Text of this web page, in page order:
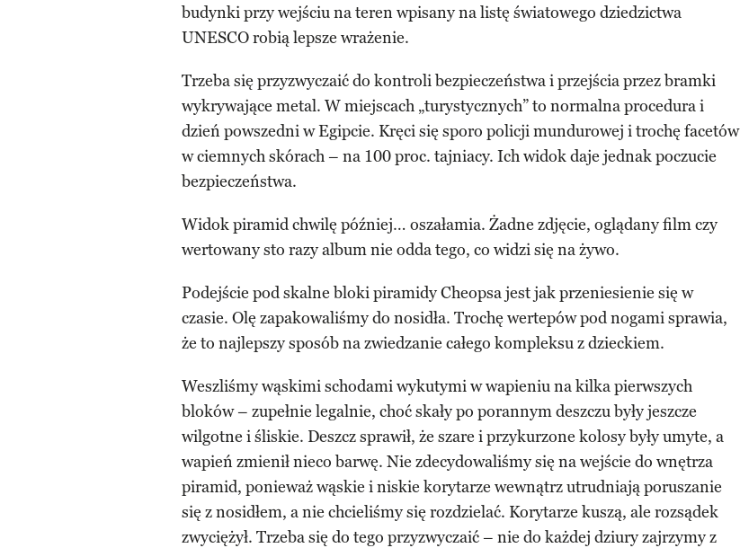
budynki przy wejściu na teren wpisany na listę światowego dziedzictwa
UNESCO robią lepsze wrażenie.
Trzeba się przyzwyczaić do kontroli bezpieczeństwa i przejścia przez bramki
wykrywające metal. W miejscach „turystycznych” to normalna procedura i
dzień powszedni w Egipcie. Kręci się sporo policji mundurowej i trochę facetów
w ciemnych skórach – na 100 proc. tajniacy. Ich widok daje jednak poczucie
bezpieczeństwa.
Widok piramid chwilę później… oszałamia. Żadne zdjęcie, oglądany film czy
wertowany sto razy album nie odda tego, co widzi się na żywo.
Podejście pod skalne bloki piramidy Cheopsa jest jak przeniesienie się w
czasie. Olę zapakowaliśmy do nosidła. Trochę wertepów pod nogami sprawia,
że to najlepszy sposób na zwiedzanie całego kompleksu z dzieckiem.
Weszliśmy wąskimi schodami wykutymi w wapieniu na kilka pierwszych
bloków – zupełnie legalnie, choć skały po porannym deszczu były jeszcze
wilgotne i śliskie. Deszcz sprawił, że szare i przykurzone kolosy były umyte, a
wapień zmienił nieco barwę. Nie zdecydowaliśmy się na wejście do wnętrza
piramid, ponieważ wąskie i niskie korytarze wewnątrz utrudniają poruszanie
się z nosidłem, a nie chcieliśmy się rozdzielać. Korytarze kuszą, ale rozsądek
zwyciężył. Trzeba się do tego przyzwyczaić – nie do każdej dziury zajrzymy z